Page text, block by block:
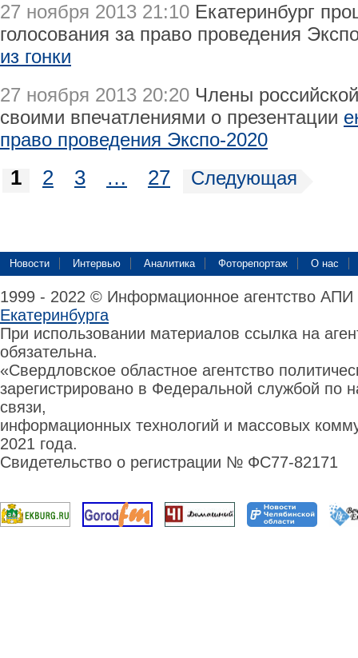
27 ноября 2013 21:10 Екатеринбург
голосования за право проведения
из гонки
27 ноября 2013 20:20 Члены
своими впечатлениями о презентации
право проведения Экспо-2020
1 2 3 … 27 Следующая
Новости Интервью Аналитика Фоторепортаж О нас
1999 - 2022 © Информационное агентство
Екатеринбурга
При использовании материалов ссылка на
обязательна.
«Свердловское областное агентство
зарегистрировано в Федеральной службой по
связи,
информационных технологий и массовых
2021 года.
Свидетельство о регистрации № ФС77-82171